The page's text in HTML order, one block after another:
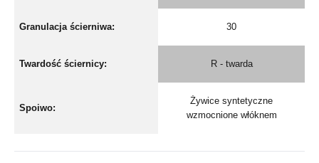
Granulacja ścierniwa: 30
Twardość ściernicy: R - twarda
Spoiwo:
Żywice syntetyczne
wzmocnione włóknem